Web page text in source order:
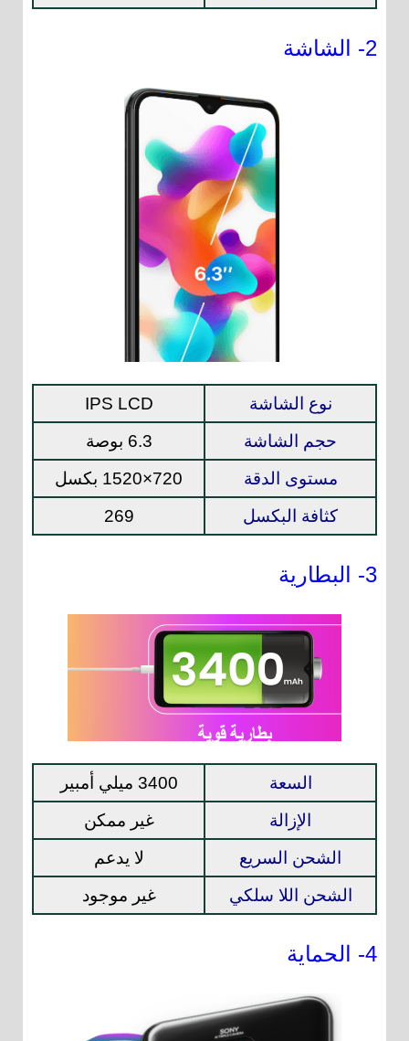
2- الشاشة
نوع الشاشة
IPS LCD
حجم الشاشة
6.3 بوصة
مستوى الدقة
720×1520 بكسل
كثافة البكسل
269
3- البطارية
السعة
3400 ميلي أمبير
الإزالة
غير ممكن
الشحن السريع
لا يدعم
الشحن اللا سلكي
غير موجود
4- الحماية